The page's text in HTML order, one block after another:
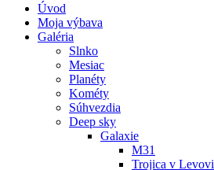
Úvod
Moja výbava
Galéria
Slnko
Mesiac
Planéty
Kométy
Súhvezdia
Deep sky
Galaxie
M31
Trojica v Levovi